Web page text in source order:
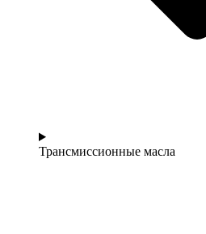
Трансмиссионные масла